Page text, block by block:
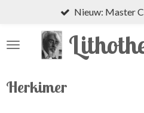
naar
Nieuw: Master Crystal
Herkimer